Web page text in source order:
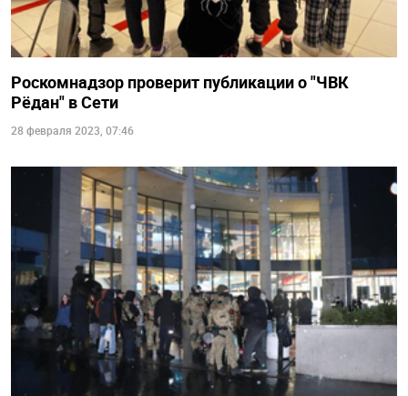
Роскомнадзор проверит публикации о "ЧВК
Рёдан" в Сети
28 февраля 2023, 07:46